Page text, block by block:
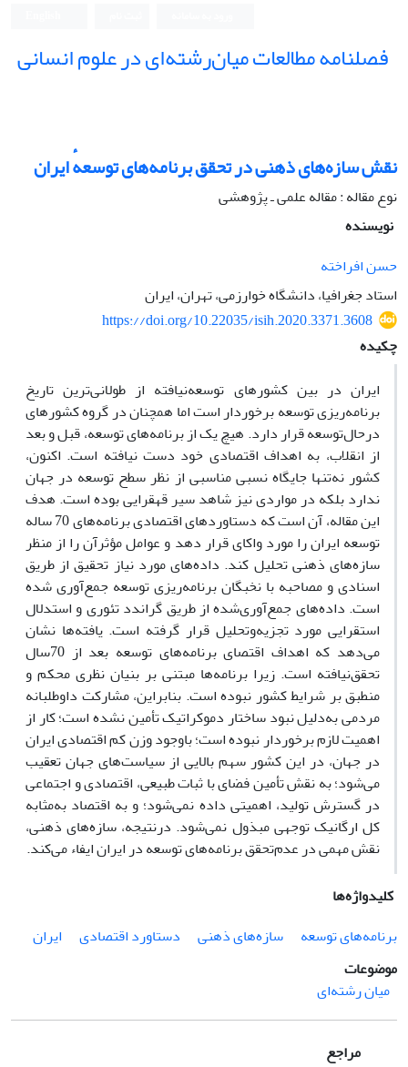
فصلنامه مطالعات میان‌رشته‌ای در علوم انسانی
نقش سازه‌های ذهنی در تحقق برنامه‌های توسعهٔ ایران
نوع مقاله : مقاله علمی ـ پژوهشی
نویسنده
حسن افراخته
استاد جغرافیا، دانشگاه خوارزمی، تهران، ایران
https://doi.org/10.22035/isih.2020.3371.3608
چکیده
ایران در بین کشورهای توسعه‌نیافته از طولانی‌ترین تاریخ
برنامه‌ریزی توسعه برخوردار است اما همچنان در گروه کشورهای
درحال‌توسعه قرار دارد. هیچ یک از برنامه‌های توسعه، قبل و بعد
از انقلاب، به اهداف اقتصادی خود دست نیافته است. اکنون،
کشور نه‌تنها جایگاه نسبی مناسبی از نظر سطح توسعه در جهان
ندارد بلکه در مواردی نیز شاهد سیر قهقرایی بوده است. هدف
این مقاله، آن است که دستاوردهای اقتصادی برنامه‌های 70 ساله
توسعه ایران را مورد واکای قرار دهد و عوامل مؤثرآن را از منظر
سازه‌های ذهنی تحلیل کند. داده‌های مورد نیاز تحقیق از طریق
اسنادی و مصاحبه با نخبگان برنامه‌ریزی توسعه جمع‌آوری شده
است. داده‌های جمع‌آوری‌شده از طریق گراندد تئوری و استدلال
استقرایی مورد تجزیه‌و‌تحلیل قرار گرفته است. یافته‌ها نشان
می‌دهد که اهداف اقتصای برنامه‌های توسعه بعد از 70سال
تحقق‌نیافته است. زیرا برنامه‌ها مبتنی بر بنیان نظری محکم و
منطبق بر شرایط کشور نبوده است. بنابراین، مشارکت داوطلبانه
مردمی به‌دلیل نبود ساختار دموکراتیک تأمین نشده است؛ کار از
اهمیت لازم برخوردار نبوده است؛ باوجود وزن کم اقتصادی ایران
در جهان، در این کشور سهم بالایی از سیاست‌های جهان تعقیب
می‌شود؛ به نقش تأمین فضای با ثبات طبیعی، اقتصادی و اجتماعی
در گسترش تولید، اهمیتی داده نمی‌شود؛ و به اقتصاد به‌مثابه
کل ارگانیک توجهی مبذول نمی‌شود. درنتیجه، سازه‌های ذهنی،
نقش مهمی در عدم‌تحقق برنامه‌های توسعه در ایران ایفاء می‌کند.
کلیدواژه‌ها
برنامه‌های توسعه
سازه‌های ذهنی دستاورد اقتصادی
ایران
موضوعات
میان رشته‌ای
مراجع